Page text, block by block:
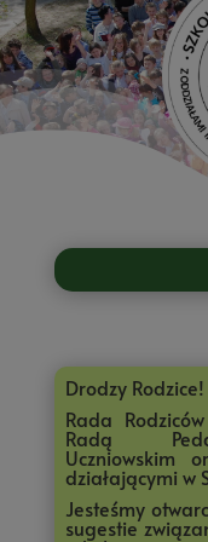
Drodzy Rodzice!
Rada
Radą
Uczniowskim
działającymi w
Jesteśmy
sugestie